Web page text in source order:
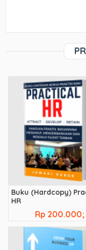
Buku (Hardcopy)
HR
Rp 200.000;